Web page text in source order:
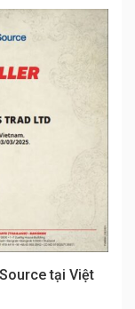
tại Việt